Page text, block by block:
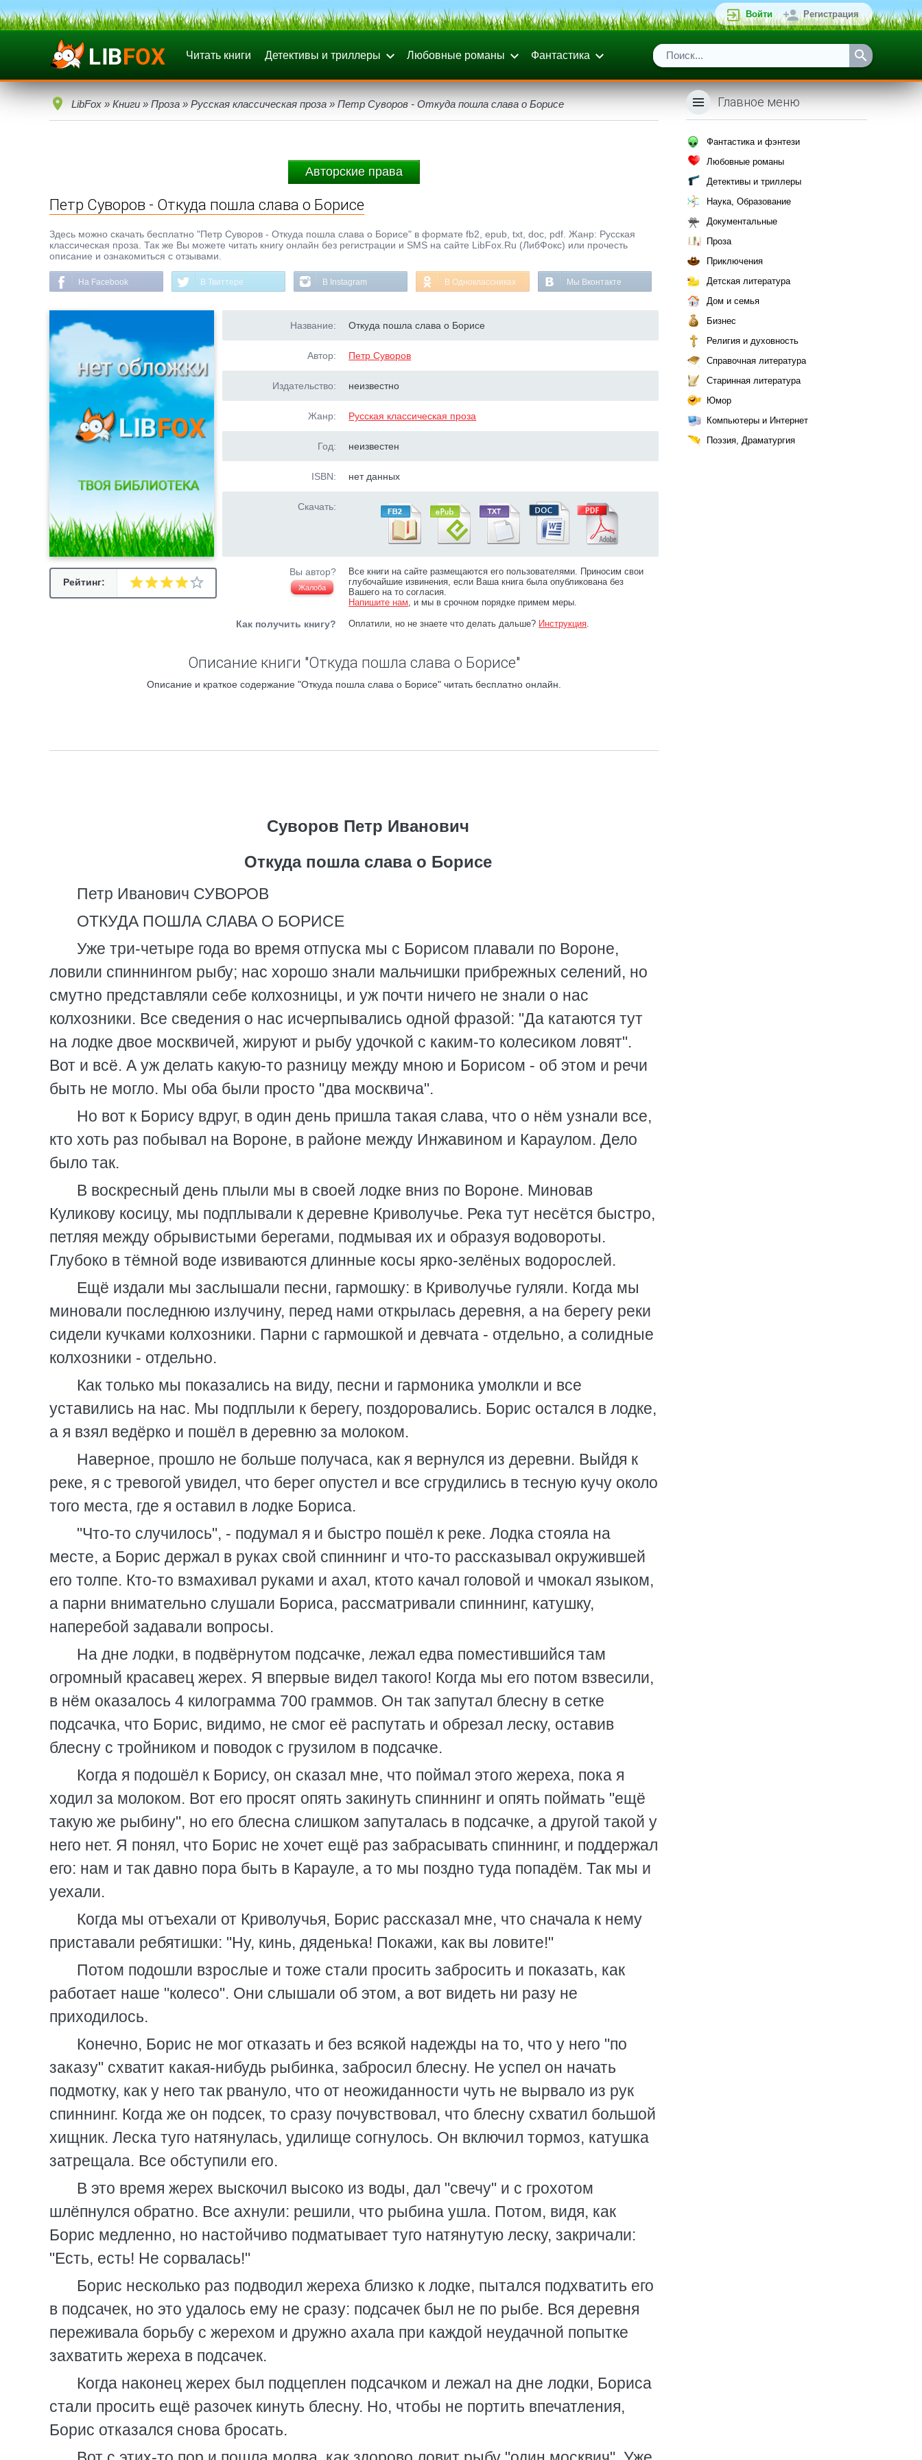
Войти Регистрация
Читать книги Детективы и триллеры Любовные романы Фантастика
LibFox » Книги » Проза » Русская классическая проза » Петр Суворов - Откуда пошла слава о Борисе
Авторские права
Петр Суворов - Откуда пошла слава о Борисе
Здесь можно скачать бесплатно "Петр Суворов - Откуда пошла слава о Борисе" в формате fb2, epub, txt, doc, pdf. Жанр: Русская
классическая проза. Так же Вы можете читать книгу онлайн без регистрации и SMS на сайте LibFox.Ru (ЛибФокс) или прочесть
описание и ознакомиться с отзывами.
На Facebook В Твиттере В Instagram В Одноклассниках Мы Вконтакте
Рейтинг:
Название: Откуда пошла слава о Борисе
Автор: Петр Суворов
Издательство: неизвестно
Жанр: Русская классическая проза
Год: неизвестен
ISBN: нет данных
Скачать:
Вы автор?
Жалоба
Все книги на сайте размещаются его пользователями. Приносим свои
глубочайшие извинения, если Ваша книга была опубликована без
Вашего на то согласия.
Напишите нам, и мы в срочном порядке примем меры.
Как получить книгу? Оплатили, но не знаете что делать дальше? Инструкция.
Описание книги "Откуда пошла слава о Борисе"
Описание и краткое содержание "Откуда пошла слава о Борисе" читать бесплатно онлайн.
Суворов Петр Иванович
Откуда пошла слава о Борисе
Петр Иванович СУВОРОВ
ОТКУДА ПОШЛА СЛАВА О БОРИСЕ
Уже три-четыре года во время отпуска мы с Борисом плавали по Вороне,
ловили спиннингом рыбу; нас хорошо знали мальчишки прибрежных селений, но
смутно представляли себе колхозницы, и уж почти ничего не знали о нас
колхозники. Все сведения о нас исчерпывались одной фразой: "Да катаются тут
на лодке двое москвичей, жируют и рыбу удочкой с каким-то колесиком ловят".
Вот и всё. А уж делать какую-то разницу между мною и Борисом - об этом и речи
быть не могло. Мы оба были просто "два москвича".
Но вот к Борису вдруг, в один день пришла такая слава, что о нём узнали все,
кто хоть раз побывал на Вороне, в районе между Инжавином и Караулом. Дело
было так.
В воскресный день плыли мы в своей лодке вниз по Вороне. Миновав
Куликову косицу, мы подплывали к деревне Криволучье. Река тут несётся быстро,
петляя между обрывистыми берегами, подмывая их и образуя водовороты.
Глубоко в тёмной воде извиваются длинные косы ярко-зелёных водорослей.
Ещё издали мы заслышали песни, гармошку: в Криволучье гуляли. Когда мы
миновали последнюю излучину, перед нами открылась деревня, а на берегу реки
сидели кучками колхозники. Парни с гармошкой и девчата - отдельно, а солидные
колхозники - отдельно.
Как только мы показались на виду, песни и гармоника умолкли и все
уставились на нас. Мы подплыли к берегу, поздоровались. Борис остался в лодке,
а я взял ведёрко и пошёл в деревню за молоком.
Наверное, прошло не больше получаса, как я вернулся из деревни. Выйдя к
реке, я с тревогой увидел, что берег опустел и все сгрудились в тесную кучу около
того места, где я оставил в лодке Бориса.
"Что-то случилось", - подумал я и быстро пошёл к реке. Лодка стояла на
месте, а Борис держал в руках свой спиннинг и что-то рассказывал окружившей
его толпе. Кто-то взмахивал руками и ахал, ктото качал головой и чмокал языком,
а парни внимательно слушали Бориса, рассматривали спиннинг, катушку,
наперебой задавали вопросы.
На дне лодки, в подвёрнутом подсачке, лежал едва поместившийся там
огромный красавец жерех. Я впервые видел такого! Когда мы его потом взвесили,
в нём оказалось 4 килограмма 700 граммов. Он так запутал блесну в сетке
подсачка, что Борис, видимо, не смог её распутать и обрезал леску, оставив
блесну с тройником и поводок с грузилом в подсачке.
Когда я подошёл к Борису, он сказал мне, что поймал этого жереха, пока я
ходил за молоком. Вот его просят опять закинуть спиннинг и опять поймать "ещё
такую же рыбину", но его блесна слишком запуталась в подсачке, а другой такой у
него нет. Я понял, что Борис не хочет ещё раз забрасывать спиннинг, и поддержал
его: нам и так давно пора быть в Карауле, а то мы поздно туда попадём. Так мы и
уехали.
Когда мы отъехали от Криволучья, Борис рассказал мне, что сначала к нему
приставали ребятишки: "Ну, кинь, дяденька! Покажи, как вы ловите!"
Потом подошли взрослые и тоже стали просить забросить и показать, как
работает наше "колесо". Они слышали об этом, а вот видеть ни разу не
приходилось.
Конечно, Борис не мог отказать и без всякой надежды на то, что у него "по
заказу" схватит какая-нибудь рыбинка, забросил блесну. Не успел он начать
подмотку, как у него так рвануло, что от неожиданности чуть не вырвало из рук
спиннинг. Когда же он подсек, то сразу почувствовал, что блесну схватил большой
хищник. Леска туго натянулась, удилище согнулось. Он включил тормоз, катушка
затрещала. Все обступили его.
В это время жерех выскочил высоко из воды, дал "свечу" и с грохотом
шлёпнулся обратно. Все ахнули: решили, что рыбина ушла. Потом, видя, как
Борис медленно, но настойчиво подматывает туго натянутую леску, закричали:
"Есть, есть! Не сорвалась!"
Борис несколько раз подводил жереха близко к лодке, пытался подхватить его
в подсачек, но это удалось ему не сразу: подсачек был не по рыбе. Вся деревня
переживала борьбу с жерехом и дружно ахала при каждой неудачной попытке
захватить жереха в подсачек.
Когда наконец жерех был подцеплен подсачком и лежал на дне лодки, Бориса
стали просить ещё разочек кинуть блесну. Но, чтобы не портить впечатления,
Борис отказался снова бросать.
Главное меню
Фантастика и фэнтези
Любовные романы
Детективы и триллеры
Наука, Образование
Документальные
Проза
Приключения
Детская литература
Дом и семья
Бизнес
Религия и духовность
Справочная литература
Старинная литература
Юмор
Компьютеры и Интернет
Поэзия, Драматургия